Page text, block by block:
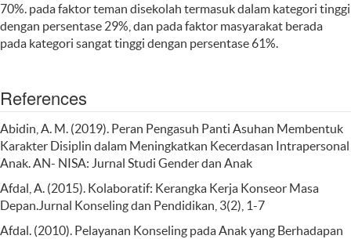
70%. pada faktor teman disekolah termasuk dalam kategori tinggi
dengan persentase 29%, dan pada faktor masyarakat berada
pada kategori sangat tinggi dengan persentase 61%.
References
Abidin, A. M. (2019). Peran Pengasuh Panti Asuhan Membentuk
Karakter Disiplin dalam Meningkatkan Kecerdasan Intrapersonal
Anak. AN- NISA: Jurnal Studi Gender dan Anak
Afdal, A. (2015). Kolaboratif: Kerangka Kerja Konseor Masa
Depan.Jurnal Konseling dan Pendidikan, 3(2), 1-7
Afdal. (2010). Pelayanan Konseling pada Anak yang Berhadapan